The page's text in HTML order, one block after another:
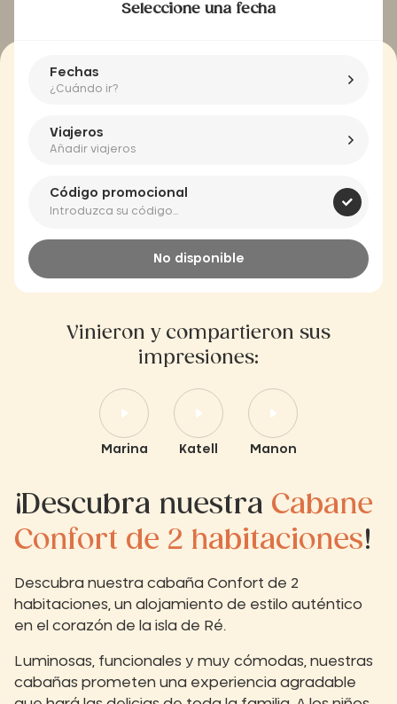
Seleccione una fecha
Fechas
¿Cuándo ir?
Viajeros
Añadir viajeros
Código promocional
No disponible
Vinieron y compartieron sus
impresiones:
Marina Katell Manon
¡Descubra nuestra Cabane
Confort de 2 habitaciones!
Descubra nuestra cabaña Confort de 2
habitaciones, un alojamiento de estilo auténtico
en el corazón de la isla de Ré.
Luminosas, funcionales y muy cómodas, nuestras
cabañas prometen una experiencia agradable